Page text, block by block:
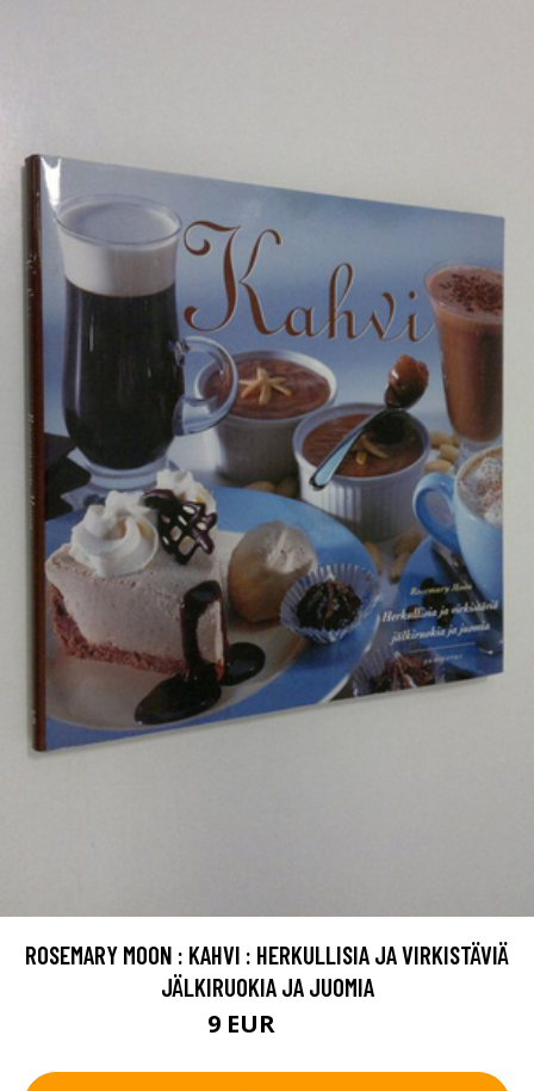
ROSEMARY MOON : KAHVI : HERKULLISIA JA VIRKISTÄVIÄ
JÄLKIRUOKIA JA JUOMIA
9 EUR